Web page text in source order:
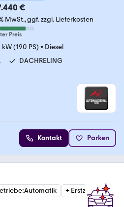
€
MwSt. ggf. zzgl. Lieferkosten
Preis
kW (190 PS) • Diesel
DACHRELING
Kontakt Parken
:Automatik + Erstzulassung